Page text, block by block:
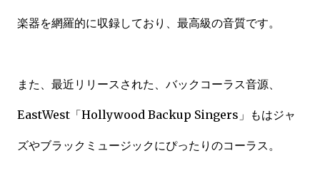
楽器を網羅的に収録しており、最高級の音質です。
また、最近リリースされた、 バックコーラス音源、
EastWest「Hollywood Backup Singers」もはジャ
ズやブラックミュージックにぴったりのコーラス。